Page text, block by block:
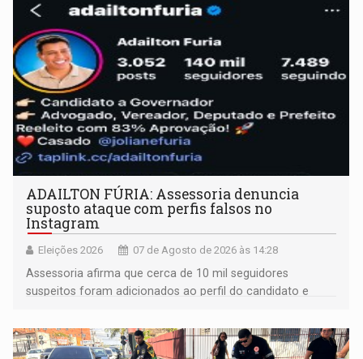
ADAILTON FÚRIA: Assessoria denuncia
suposto ataque com perfis falsos no
Instagram
Eleições 2026 07 de Agosto de 2026 às 14:28
Assessoria afirma que cerca de 10 mil seguidores
suspeitos foram adicionados ao perfil do candidato e
remover as contas